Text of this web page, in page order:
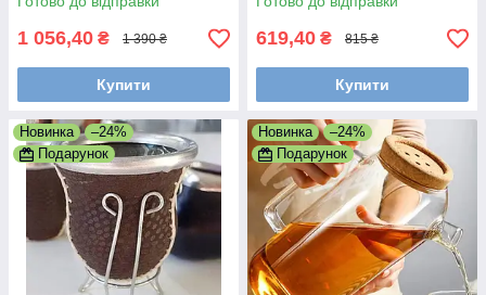
1 056,40 ₴ 1 390 ₴
Купити
619,40 ₴ 815 ₴
Купити
Новинка
–24%
Подарунок
Новинка
–24%
Подарунок